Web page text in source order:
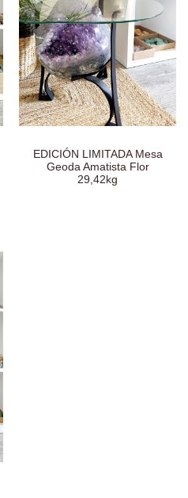
EDICIÓN LIMITADA Mesa
Geoda Amatista Flor
29,42kg